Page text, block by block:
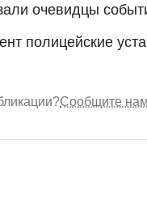
очевидцы
полицейские
Сообщите